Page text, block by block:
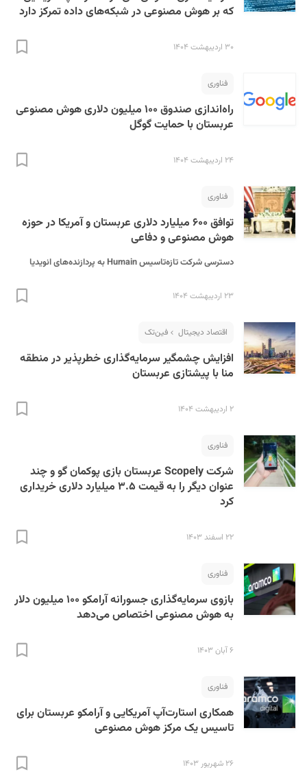
که بر هوش مصنوعی در شبکه‌های داده تمرکز دارد
۳۰ اردیبهشت ۱۴۰۴
فناوری
راه‌اندازی صندوق ۱۰۰ میلیون دلاری هوش مصنوعی
عربستان با حمایت گوگل
۲۴ اردیبهشت ۱۴۰۴
فناوری
توافق ۶۰۰ میلیارد دلاری عربستان و آمریکا در حوزه
هوش مصنوعی و دفاعی
دسترسی شرکت تازه‌تاسیس Humain به پردازنده‌های انویدیا
۲۳ اردیبهشت ۱۴۰۴
اقتصاد دیجیتال فین‌تک
افزایش چشمگیر سرمایه‌گذاری خطرپذیر در منطقه
منا با پیشتازی عربستان
۲ اردیبهشت ۱۴۰۴
فناوری
شرکت Scopely عربستان بازی پوکمان‌ گو و چند
عنوان دیگر را به قیمت ۳.۵ میلیارد دلاری خریداری
کرد
۲۲ اسفند ۱۴۰۳
فناوری
بازوی سرمایه‌گذاری جسورانه آرامکو ۱۰۰ میلیون دلار
به هوش مصنوعی اختصاص می‌دهد
۶ آبان ۱۴۰۳
فناوری
همکاری استارت‌آپ آمریکایی و آرامکو عربستان برای
تاسیس یک مرکز هوش مصنوعی
۲۶ شهریور ۱۴۰۳